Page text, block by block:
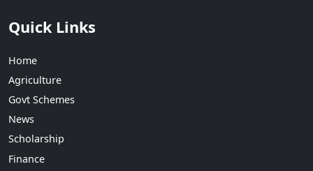
Quick Links
Home
Agriculture
Govt Schemes
News
Scholarship
Finance